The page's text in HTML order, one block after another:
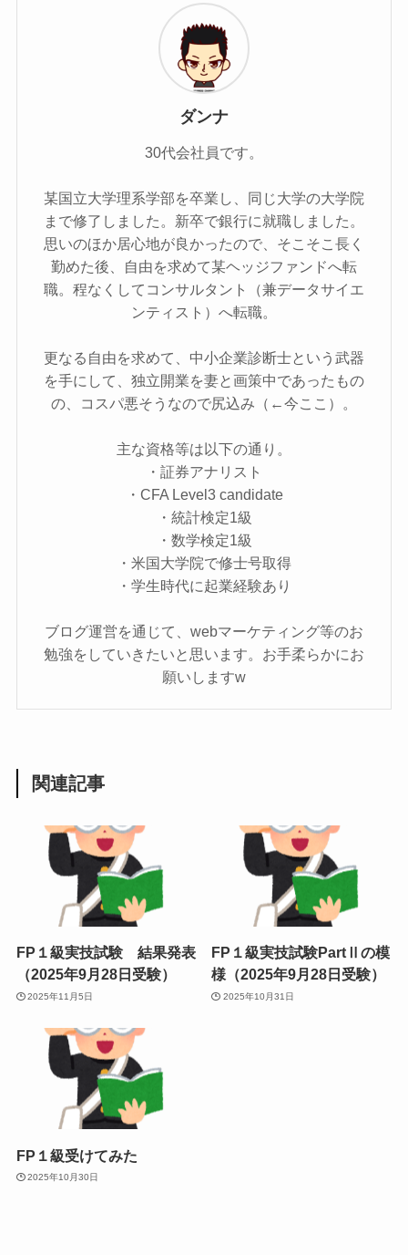
ダンナ
30代会社員です。
某国立大学理系学部を卒業し、同じ大学の大学院
まで修了しました。新卒で銀行に就職しました。
思いのほか居心地が良かったので、そこそこ長く
勤めた後、自由を求めて某ヘッジファンドへ転
職。程なくしてコンサルタント（兼データサイエ
ンティスト）へ転職。
更なる自由を求めて、中小企業診断士という武器
を手にして、独立開業を妻と画策中であったもの
の、コスパ悪そうなので尻込み（←今ここ）。
主な資格等は以下の通り。
・証券アナリスト
・CFA Level3 candidate
・統計検定1級
・数学検定1級
・米国大学院で修士号取得
・学生時代に起業経験あり
ブログ運営を通じて、webマーケティング等のお
勉強をしていきたいと思います。お手柔らかにお
願いしますw
関連記事
FP１級実技試験 結果発表
（2025年9月28日受験）
2025年11月5日
FP１級実技試験PartⅡの模
様（2025年9月28日受験）
2025年10月31日
FP１級受けてみた
2025年10月30日